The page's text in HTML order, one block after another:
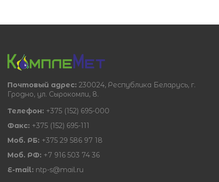
Почтовый адрес: 230024, Республика Беларусь, г.
Гродно, ул. Сырокомли, 8.
Телефон: +375 (152) 695-000
Факс: +375 (152) 695-111
Моб. РБ: +375 29 586 97 18
Моб. РФ: +7 916 503 74 36
E-mail: ntp-s@mail.ru